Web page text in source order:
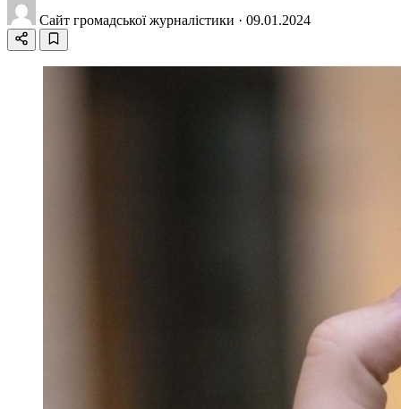
Сайт громадської журналістики · 09.01.2024